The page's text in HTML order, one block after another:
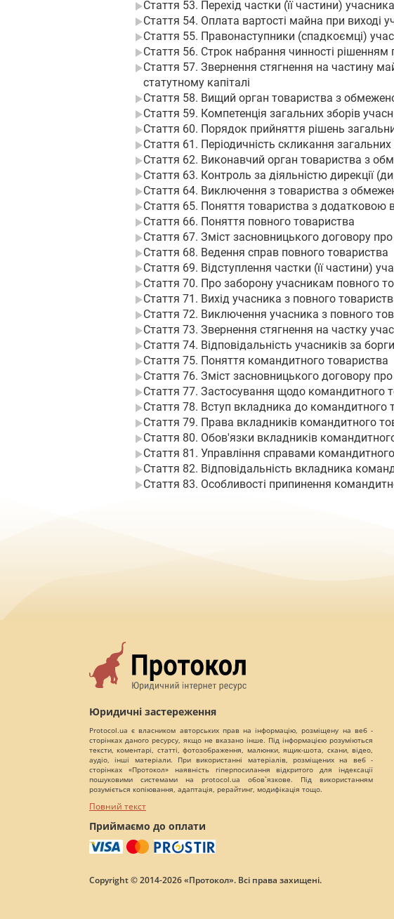
Стаття 53. Перехід частки (її частини)
Стаття 54. Оплата вартості майна при виході
Стаття 55. Правонаступники (спадкоємці)
Стаття 56. Строк набрання чинності
Стаття 57. Звернення стягнення на частину
статутному капіталі
Стаття 58. Вищий орган товариства з
Стаття 59. Компетенція загальних зборів
Стаття 60. Порядок прийняття рішень
Стаття 61. Періодичність скликання
Стаття 62. Виконавчий орган товариства з
Стаття 63. Контроль за діяльністю дирекції
Стаття 64. Виключення з товариства з
Стаття 65. Поняття товариства з додатковою
Стаття 66. Поняття повного товариства
Стаття 67. Зміст засновницького договору
Стаття 68. Ведення справ повного товариства
Стаття 69. Відступлення частки (її частини)
Стаття 70. Про заборону учасникам повного
Стаття 71. Вихід учасника з повного
Стаття 72. Виключення учасника з повного
Стаття 73. Звернення стягнення на частку
Стаття 74. Відповідальність учасників за
Стаття 75. Поняття командитного товариства
Стаття 76. Зміст засновницького договору
Стаття 77. Застосування щодо командитного
Стаття 78. Вступ вкладника до командитного
Стаття 79. Права вкладників командитного
Стаття 80. Обов'язки вкладників
Стаття 81. Управління справами
Стаття 82. Відповідальність вкладника
Стаття 83. Особливості припинення
Юридичні застереження
Protocol.ua є власником авторських прав на інформацію, розміщену на веб -
сторінках даного ресурсу, якщо не вказано інше. Під інформацією розуміються
тексти, коментарі, статті, фотозображення, малюнки, ящик-шота, скани, відео,
аудіо, інші матеріали. При використанні матеріалів, розміщених на веб -
сторінках «Протокол» наявність гіперпосилання відкритого для індексації
пошуковими системами на protocol.ua обов`язкове. Під використанням
розуміється копіювання, адаптація, рерайтинг, модифікація тощо.
Повний текст
Приймаємо до оплати
Copyright © 2014-2026 «Протокол». Всі права захищені.